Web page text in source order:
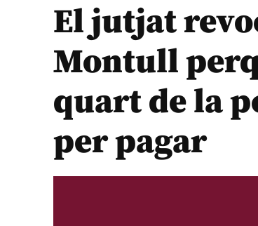
El jutjat
Montull
quart de la
per pagar